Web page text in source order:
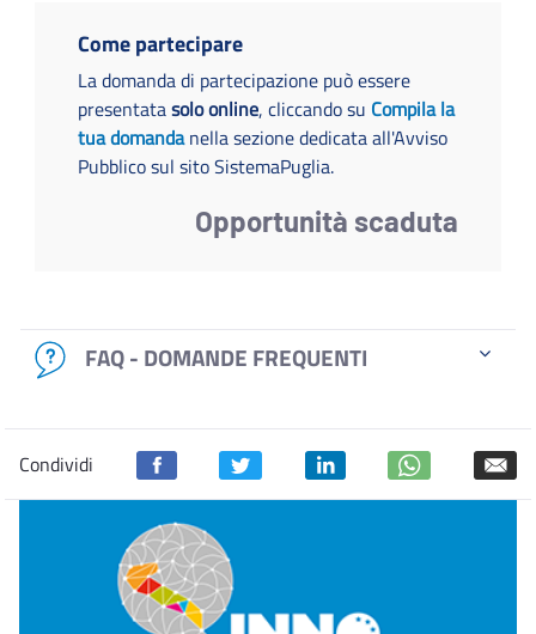
Come partecipare
La domanda di partecipazione può essere
presentatasolo online, cliccando su Compila la
tua domandanella sezione dedicata all'Avviso
Pubblico sul sito SistemaPuglia.
Opportunità scaduta
FAQ - DOMANDE FREQUENTI
Condividi